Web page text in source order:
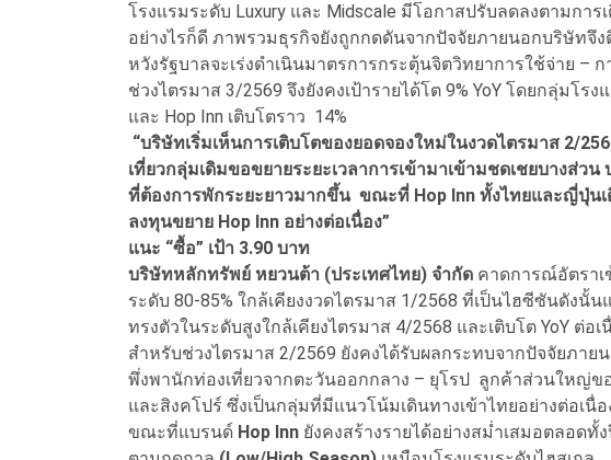
โรงแรมระดับ Luxury และ Midscale มีโอกาสปรับลดลงตามการ
อย่างไรก็ดี ภาพรวมธุรกิจยังถูกกดดันจากปัจจัยภายนอกบริษัท
หวังรัฐบาลจะเร่งดำเนินมาตรการกระตุ้นจิตวิทยาการใช้จ่าย –
ช่วงไตรมาส 3/2569 จึงยังคงเป้ารายได้โต 9% YoY โดยกลุ่มโรง
และ Hop Inn เติบโตราว 14%
“บริษัทเริ่มเห็นการเติบโตของยอดจองใหม่ในงวดไตรมาส 2/
เที่ยวกลุ่มเดิมขอขยายระยะเวลาการเข้ามาเข้ามชดเชยบางส่ว
ที่ต้องการพักระยะยาวมากขึ้น ขณะที่ Hop Inn ทั้งไทยและญี่ปุ่นเ
ลงทุนขยาย Hop Inn อย่างต่อเนื่อง”
แนะ “ซื้อ” เป้า 3.90 บาท
บริษัทหลักทรัพย์ หยวนต้า (ประเทศไทย) จำกัด คาดการณ์อัตราเ
ระดับ 80-85% ใกล้เคียงงวดไตรมาส 1/2568 ที่เป็นไฮซีซันดังนั้
ทรงตัวในระดับสูงใกล้เคียงไตรมาส 4/2568 และเติบโต YoY ต่
สำหรับช่วงไตรมาส 2/2569 ยังคงได้รับผลกระทบจากปัจจัยภาย
พึ่งพานักท่องเที่ยวจากตะวันออกกลาง – ยุโรป ลูกค้าส่วนใหญ่ข
และสิงคโปร์ ซึ่งเป็นกลุ่มที่มีแนวโน้มเดินทางเข้าไทยอย่างต่อเ
ขณะที่แบรนด์ Hop Inn ยังคงสร้างรายได้อย่างสม่ำเสมอตลอด